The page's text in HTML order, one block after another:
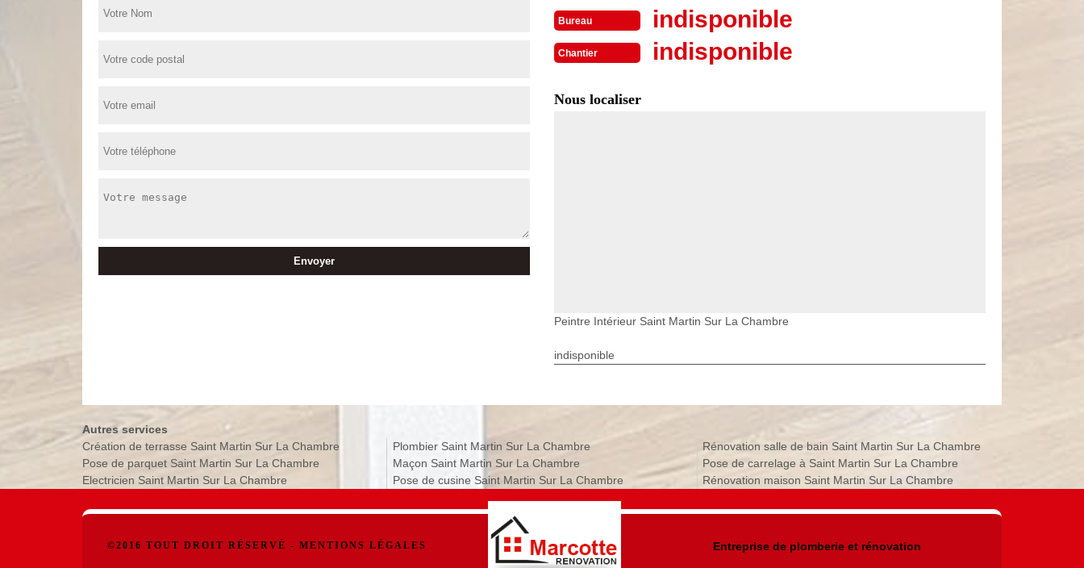
Bureau indisponible
Chantier indisponible
Nous localiser
Peintre Intérieur Saint Martin Sur La Chambre
indisponible
Autres services
Création de terrasse Saint Martin Sur La Chambre
Pose de parquet Saint Martin Sur La Chambre
Electricien Saint Martin Sur La Chambre
Plombier Saint Martin Sur La Chambre
Maçon Saint Martin Sur La Chambre
Pose de cusine Saint Martin Sur La Chambre
Rénovation salle de bain Saint Martin Sur La Chambre
Pose de carrelage à Saint Martin Sur La Chambre
Rénovation maison Saint Martin Sur La Chambre
©2016 TOUT DROIT RÉSERVÉ - MENTIONS LÉGALES Entreprise de plomberie et rénovation